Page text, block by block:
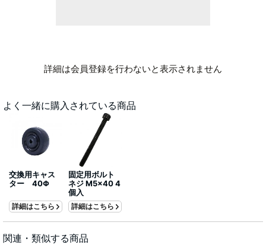
詳細は会員登録を行わないと表示されません
よく一緒に購入されている商品
交換用キャス
ター 40Φ
詳細はこちら
固定用ボルト
ネジ M5x40 4
個入
詳細はこちら
関連・類似する商品